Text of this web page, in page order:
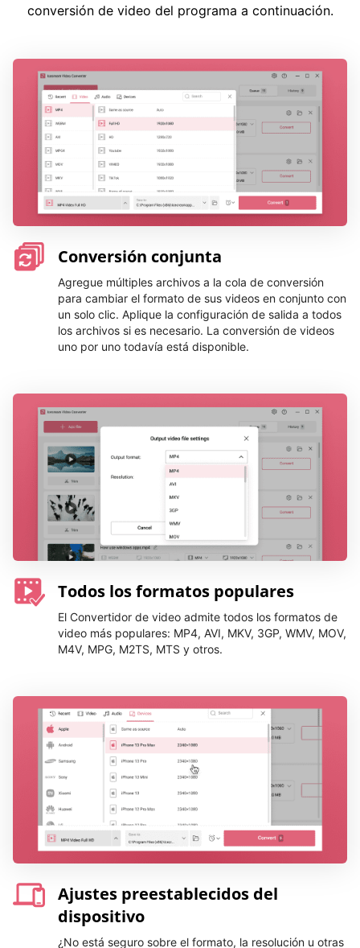
conversión de video del programa a continuación.
Conversión conjunta
Agregue múltiples archivos a la cola de conversión
para cambiar el formato de sus videos en conjunto con
un solo clic. Aplique la configuración de salida a todos
los archivos si es necesario. La conversión de videos
uno por uno todavía está disponible.
Todos los formatos populares
El Convertidor de video admite todos los formatos de
video más populares: MP4, AVI, MKV, 3GP, WMV, MOV,
M4V, MPG, M2TS, MTS y otros.
Ajustes preestablecidos del
dispositivo
¿No está seguro sobre el formato, la resolución u otras